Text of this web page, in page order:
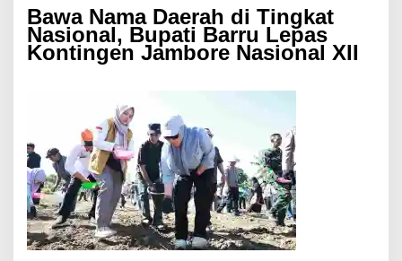
Bawa Nama Daerah di Tingkat
Nasional, Bupati Barru Lepas
Kontingen Jambore Nasional XII